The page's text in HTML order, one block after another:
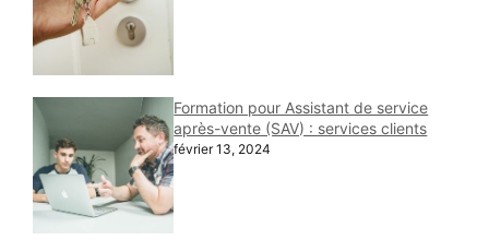
Formation pour Assistant de service
après-vente (SAV) : services clients
février 13, 2024